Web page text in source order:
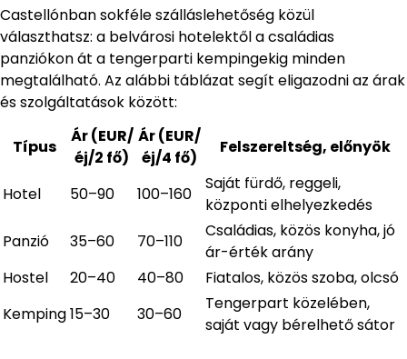
Castellónban sokféle szálláslehetőség közül
választhatsz: a belvárosi hotelektől a családias
panziókon át a tengerparti kempingekig minden
megtalálható. Az alábbi táblázat segít eligazodni az árak
és szolgáltatások között:
Típus
Ár (EUR/
éj/2 fő)
Ár (EUR/
éj/4 fő)
Felszereltség, előnyök
Hotel 50–90 100–160
Saját fürdő, reggeli,
központi elhelyezkedés
Panzió
35–60 70–110
Családias, közös konyha, jó
ár-érték arány
Hostel
20–40 40–80
Fiatalos, közös szoba, olcsó
Kemping15–30 30–60
Tengerpart közelében,
saját vagy bérelhető sátor